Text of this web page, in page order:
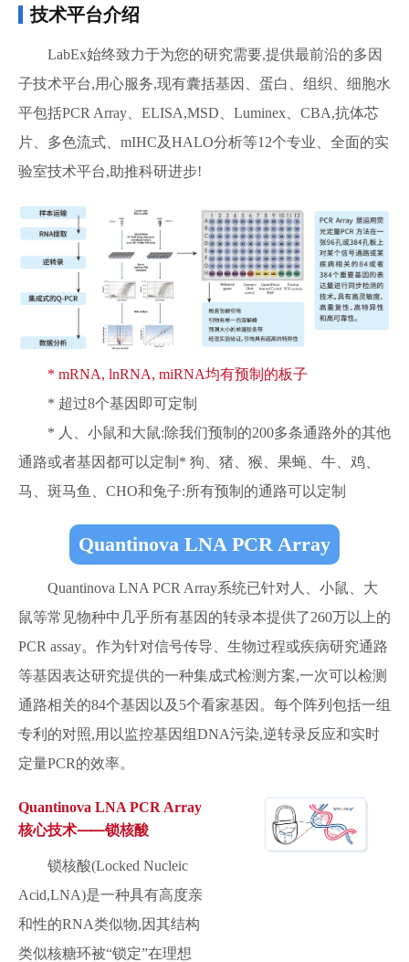
Trp53
Tspo Ucp1
技术平台介绍
LabEx始终致力于为您的研究需要,提供最前沿的多因
子技术平台,用心服务,现有囊括基因、蛋白、组织、细胞水
平包括PCR Array、ELISA,MSD、Luminex、CBA,抗体芯
片、多色流式、mIHC及HALO分析等12个专业、全面的实
验室技术平台,助推科研进步!
* mRNA, lnRNA, miRNA均有预制的板子
* 超过8个基因即可定制
* 人、小鼠和大鼠:除我们预制的200多条通路外的其他
通路或者基因都可以定制* 狗、猪、猴、果蝇、牛、鸡、
马、斑马鱼、CHO和兔子:所有预制的通路可以定制
Quantinova LNA PCR Array
Quantinova LNA PCR Array系统已针对人、小鼠、大
鼠等常见物种中几乎所有基因的转录本提供了260万以上的
PCR assay。作为针对信号传导、生物过程或疾病研究通路
等基因表达研究提供的一种集成式检测方案,一次可以检测
通路相关的84个基因以及5个看家基因。每个阵列包括一组
专利的对照,用以监控基因组DNA污染,逆转录反应和实时
定量PCR的效率。
Quantinova LNA PCR Array
核心技术⸺锁核酸
锁核酸(Locked Nucleic
Acid,LNA)是一种具有高度亲
和性的RNA类似物,因其结构
类似核糖环被“锁定”在理想